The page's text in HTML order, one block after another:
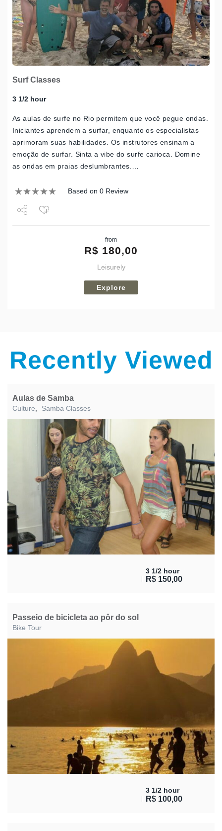
Surf Classes
3 1/2 hour
As aulas de surfe no Rio permitem que você pegue ondas.
Iniciantes aprendem a surfar, enquanto os especialistas
aprimoram suas habilidades. Os instrutores ensinam a
emoção de surfar. Sinta a vibe do surfe carioca. Domine
as ondas em praias deslumbrantes.…
Based on 0 Review
from
R$ 180,00
Leisurely
Explore
Recently Viewed
Aulas de Samba
Culture Samba Classes
3 1/2 hour
R$ 150,00
Passeio de bicicleta ao pôr do sol
Bike Tour
3 1/2 hour
R$ 100,00